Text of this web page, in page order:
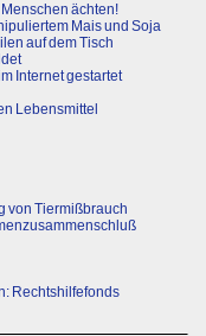
ächten!
Mais und Soja
auf dem Tisch
Internet gestartet
Lebensmittel
von Tiermißbrauch
Rechtshilfefonds